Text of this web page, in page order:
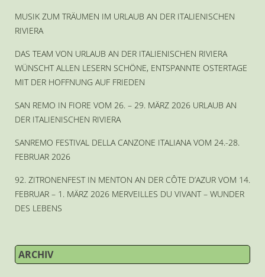
MUSIK ZUM TRÄUMEN IM URLAUB AN DER ITALIENISCHEN
RIVIERA
DAS TEAM VON URLAUB AN DER ITALIENISCHEN RIVIERA
WÜNSCHT ALLEN LESERN SCHÖNE, ENTSPANNTE OSTERTAGE
MIT DER HOFFNUNG AUF FRIEDEN
SAN REMO IN FIORE VOM 26. – 29. MÄRZ 2026 URLAUB AN
DER ITALIENISCHEN RIVIERA
SANREMO FESTIVAL DELLA CANZONE ITALIANA VOM 24.-28.
FEBRUAR 2026
92. ZITRONENFEST IN MENTON AN DER CÔTE D’AZUR VOM 14.
FEBRUAR – 1. MÄRZ 2026 MERVEILLES DU VIVANT – WUNDER
DES LEBENS
ARCHIV